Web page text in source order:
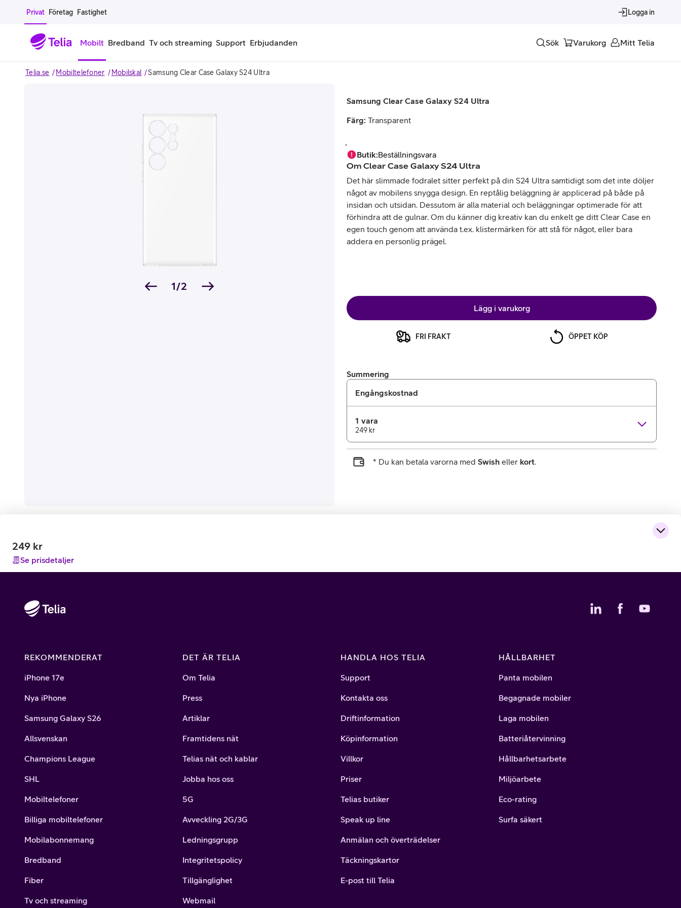
Gå till sidans innehåll
Privat Företag Fastighet Logga in
Mobilt
Köp kontantkort
Laddningscheck
Registrera kontantkort Roaming – samtal och surf i utlandet
Bredband Tv och streaming Support Erbjudanden Sök Varukorg Mitt Telia
Telia.se Mobiltelefoner Mobilskal Samsung Clear Case Galaxy S24 Ultra
Samsung Clear Case Galaxy S24 Ultra
1/2
Färg: Transparent
Butik:Beställningsvara
Om Clear Case Galaxy S24 Ultra
Det här slimmade fodralet sitter perfekt på din S24 Ultra samtidigt som det inte döljer
något av mobilens snygga design. En reptålig beläggning är applicerad på både på
insidan och utsidan. Dessutom är alla material och beläggningar optimerade för att
förhindra att de gulnar. Om du känner dig kreativ kan du enkelt ge ditt Clear Case en
egen touch genom att använda t.ex. klistermärken för att stå för något, eller bara
addera en personlig prägel.
Lägg i varukorg
FRI FRAKT ÖPPET KÖP
Summering
Engångskostnad
1 vara
249 kr
* Du kan betala varorna med Swish eller kort.
249 kr
Se prisdetaljer
REKOMMENDERAT
iPhone 17e
Nya iPhone
Samsung Galaxy S26
Allsvenskan
Champions League
SHL
Mobiltelefoner
Billiga mobiltelefoner
Mobilabonnemang
Bredband
Fiber
Tv och streaming
DET ÄR TELIA
Om Telia
Press
Artiklar
Framtidens nät
Telias nät och kablar
Jobba hos oss
5G
Avveckling 2G/3G
Ledningsgrupp
Integritetspolicy
Tillgänglighet
Webmail
HANDLA HOS TELIA
Support
Kontakta oss
Driftinformation
Köpinformation
Villkor
Priser
Telias butiker
Speak up line
Anmälan och överträdelser
Täckningskartor
E-post till Telia
HÅLLBARHET
Panta mobilen
Begagnade mobiler
Laga mobilen
Batteriåtervinning
Hållbarhetsarbete
Miljöarbete
Eco-rating
Surfa säkert